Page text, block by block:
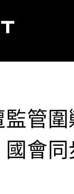
管
會